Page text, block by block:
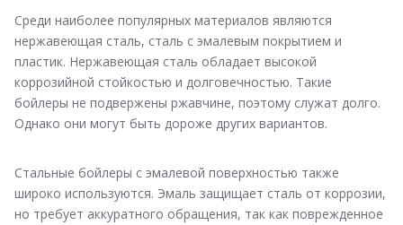
Среди наиболее популярных материалов являются
нержавеющая сталь, сталь с эмалевым покрытием и
пластик. Нержавеющая сталь обладает высокой
коррозийной стойкостью и долговечностью. Такие
бойлеры не подвержены ржавчине, поэтому служат долго.
Однако они могут быть дороже других вариантов.
Стальные бойлеры с эмалевой поверхностью также
широко используются. Эмаль защищает сталь от коррозии,
но требует аккуратного обращения, так как поврежденное